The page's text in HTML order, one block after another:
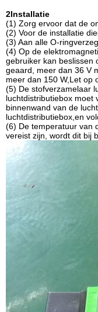
2Installatie
(1) Zorg ervoor dat de
(2) Voor de installatie
(3) Aan alle O-
(4) Op de
gebruiker kan beslissen
geaard, meer dan 36 V
meer dan 150 W,Let op
(5) De stofverzamelaar
luchtdistributiebox moet
binnenwand van de
luchtdistributiebox,en
(6) De temperatuur van
vereist zijn, wordt dit bij